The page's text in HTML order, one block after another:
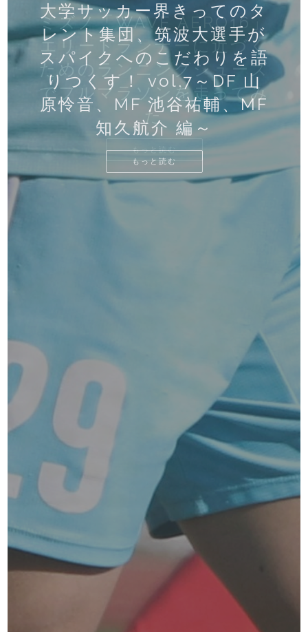
大学サッカー界きってのタ
レント集団、筑波大選手が
スパイクへのこだわりを語
りつくす！ vol.7～DF 山
原怜音、MF 池谷祐輔、MF
知久航介 編～
もっと読む
ミズノ「WAVE AERO16」
エリートランナーに近づく
ためのランニングシューズ
でフルマラソンを走ってみ
た
もっと読む
大学サッカー界きってのタ
レント集団、筑波大選手が
スパイクへのこだわりを語
りつくす！ Vol.6 DF 鈴木
大誠 編
もっと読む
大学サッカー界きってのタ
レント集団、筑波大選手が
スパイクへのこだわりを語
りつくす！ Vol.5 DF 会津
雄生 編
もっと読む
日本大学スポーツ科学部長
「小山裕三」氏が掲げる世
界一の選手の育て方
もっと読む
大学サッカー界きってのタ
レント集団、筑波大選手が
スパイクへのこだわりを語
りつくす！ Vol.4 ～MF小
林幹、MF井川空、MF高嶺
朋樹 編～
もっと読む
「ドーハの悲劇」前後の日
本サッカーを語ろう！ 金子
達仁（KING GEAR発起
人）×植田朝日（ドーハ
1993+の映画監督）Vol.3
もっと読む
日本大学スポーツ科学部長
「小山裕三」氏が掲げるス
ポーツを通じた教育
もっと読む
大学サッカー界きってのタ
レント集団、筑波大選手が
スパイクへのこだわりを語
りつくす！ Vol.3 ～MF 三
笘薫 編～
もっと読む
大学サッカー界きってのタ
レント集団、筑波大の選手
がスパイクへのこだわりを
語りつくす！ Vol.2 ～GK
櫻庭立樹、DF岩田佑成、
FW窪田翔 編～
もっと読む
大学サッカー界きってのタ
レント集団、筑波大選手が
スパイクへのこだわりを語
りつくす！ Vol.1 GK阿部
航斗&DF角田涼太朗、DF山
川哲史 編
もっと読む
「ドーハの悲劇」前後の日
本サッカーを語ろう！ 金子
達仁（KING GEAR発起
人）×植田朝日（ドーハ
1993+の映画監督）Vol.2
もっと読む
「ドーハの悲劇」前後の日
本サッカーを語ろう！ 金子
達仁（KING GEAR発起
人）×植田朝日（ドーハ
1993+の映画監督）Vol.1
もっと読む
レッドブルエアレース・ワ
ールドチャンピオンシップ
2019年開幕戦（2月8日、9
日）を無料放送！
もっと読む
レッドブルエアレース
2017年ワールドチャンピオ
ン室屋義秀が2019年シーズ
ンに挑む！
もっと読む
武尊がK-1 2018年最優秀選
手賞（MVP）を受賞！K-1
AWARDS 2018
もっと読む
伊藤智仁、宮本慎也が2019
シーズンの展望を本音で語
る「高速スライダー号
THE FINAL」
もっと読む
挑戦者求ム！香川真司選
手、中島翔哉選手らがゲキ
技で挑発 日本を代表する選
手達から出題されるゲキ技
へのチャレンジ動画を大募
集！
もっと読む
江島大佑選手(パラ水泳）イ
ンタビュー 後編 「東京パ
ラリンピックへの熱い想
い」
もっと読む
イニエスタ、ビジャ、ポド
ルスキが勢揃いしたヴィッ
セル神戸、アメリカで初の
公開練習に潜入取材
もっと読む
「HEROs AWARD 2018 潜
入取材！」 Vol.3 村田諒太
選手インタビュー ～ギア
はあえてこだわらないよう
にしている～
もっと読む
「HEROs AWARD 2018 潜
入取材！」 Vol.2 赤星憲広
さんインタビュー ～盗塁王
がこだわっていた野球のギ
アとは～
もっと読む
「HEROs AWARD 2018 潜
入取材！」 Vol.1 レポート
編
もっと読む
NIKE新スパイク
「PHANTOM VENOM（フ
ァントム ヴェノム）」で
ゴールを量産だ！
もっと読む
反骨心で勝ち取った信頼を
自信に変えて J1の舞台に
挑む町田也真人の覚悟
【後編】
もっと読む